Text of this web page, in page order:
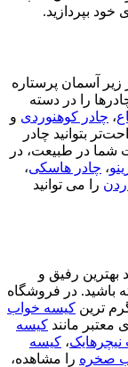
خود بپردازید.
آسمان پرستاره
را در دسته
، چادر کوهنوردی و
بتوانید چادر
شما در طبیعت، در
، چادر هاسکی،
را می توانید
رفیق و
باشید. در فروشگاه
ترین کیسه خواب
معتبر مانند کیسه
، کیسه
صخره را مشاهده،